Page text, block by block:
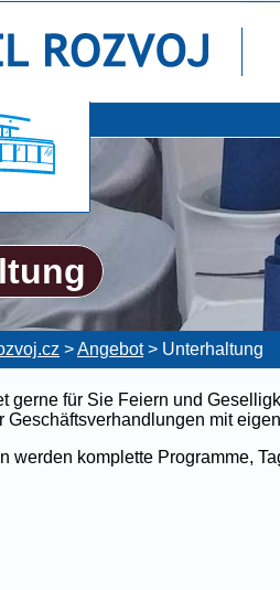
>Angebot> Unterhaltung
gerne für Sie Feiern und
Geschäftsverhandlungen mit
werden komplette Programme,